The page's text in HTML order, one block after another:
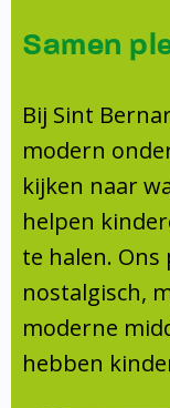
Onderwijs
Centrum
Schooltijden
Absentie
Vakanties
Aanmelden
Het Team
Ouders
Ouderraad
Formulieren
Contact
Samen
Bij Sint
modern
kijken naar
helpen
te halen.
nostalgisch,
moderne
hebben